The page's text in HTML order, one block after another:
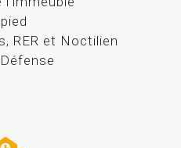
RER et Noctilien